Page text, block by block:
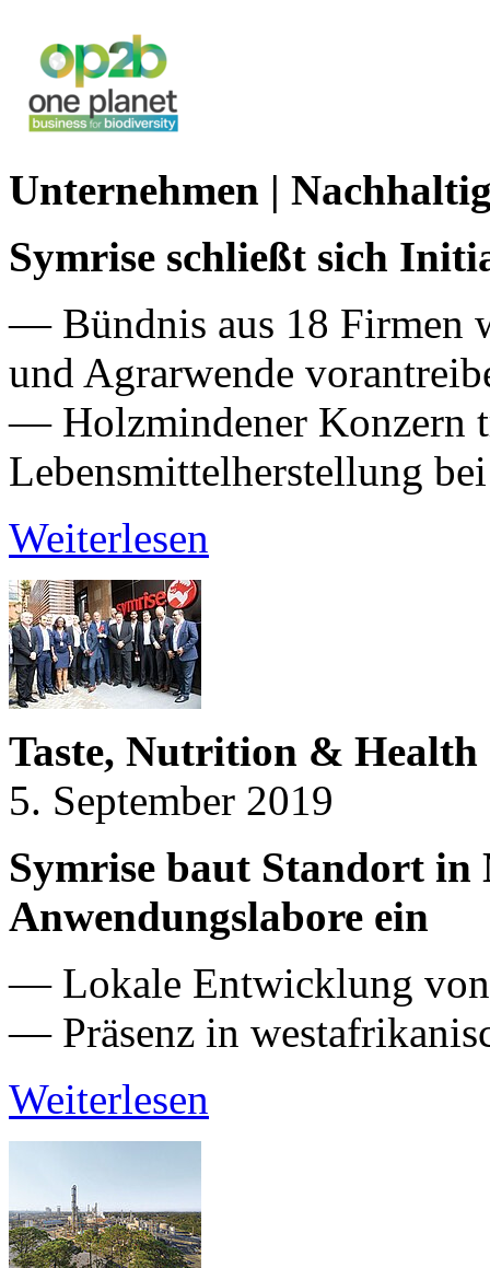
Unternehmen |
Symrise schließt sich
— Bündnis aus 18 Firmen
und Agrarwende
— Holzmindener Konzern
Lebensmittelherstellung bei
Weiterlesen
Taste, Nutrition & Health
5. September 2019
Symrise baut Standort in
Anwendungslabore ein
— Lokale Entwicklung von
— Präsenz in
Weiterlesen